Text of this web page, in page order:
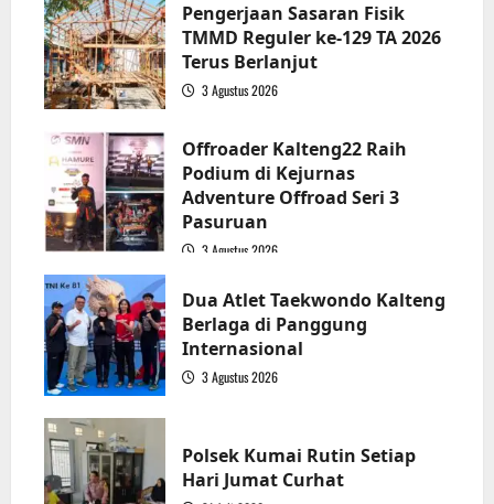
Pengerjaan Sasaran Fisik
TMMD Reguler ke-129 TA 2026
Terus Berlanjut
3 Agustus 2026
Offroader Kalteng22 Raih
Podium di Kejurnas
Adventure Offroad Seri 3
Pasuruan
3 Agustus 2026
Dua Atlet Taekwondo Kalteng
Berlaga di Panggung
Internasional
3 Agustus 2026
Polsek Kumai Rutin Setiap
Hari Jumat Curhat